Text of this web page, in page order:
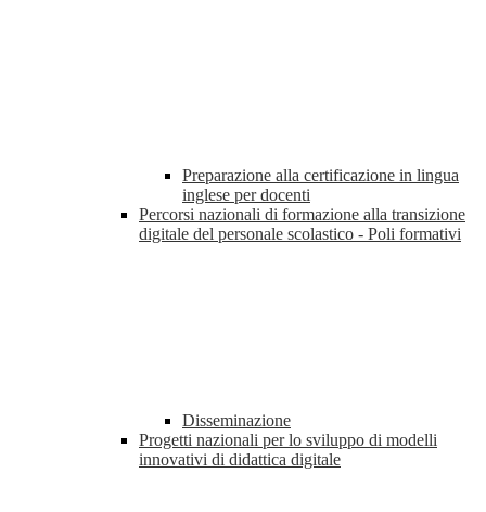
Preparazione alla certificazione in lingua
inglese per docenti
Percorsi nazionali di formazione alla transizione
digitale del personale scolastico - Poli formativi
Disseminazione
Progetti nazionali per lo sviluppo di modelli
innovativi di didattica digitale